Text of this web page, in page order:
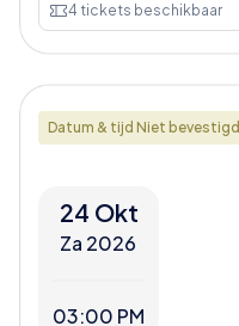
4 tickets beschikbaar
Datum & tijd Niet bevestigd
24 Okt
Za 2026
03:00 PM